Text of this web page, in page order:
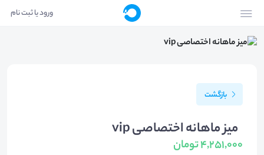
ورود یا ثبت نام
بازگشت
میز ماهانه اختصاصی vip
4,251,000 تومان